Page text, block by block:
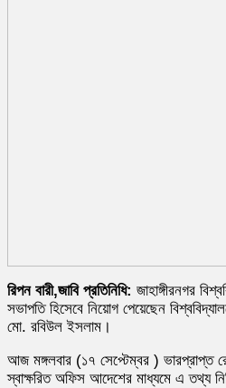
রিপন বারী,জাবি প্রতিনিধি: জাহাঙ্গীরনগর
সভাপতি হিসেবে নিয়োগ পেয়েছেন
মো. রবিউল ইসলাম।
আজ মঙ্গলবার (১৭ সেপ্টেম্বর ) ভারপ্রাপ্ত
স্বাক্ষরিত অফিস আদেশের মাধ্যমে এ তথ্য